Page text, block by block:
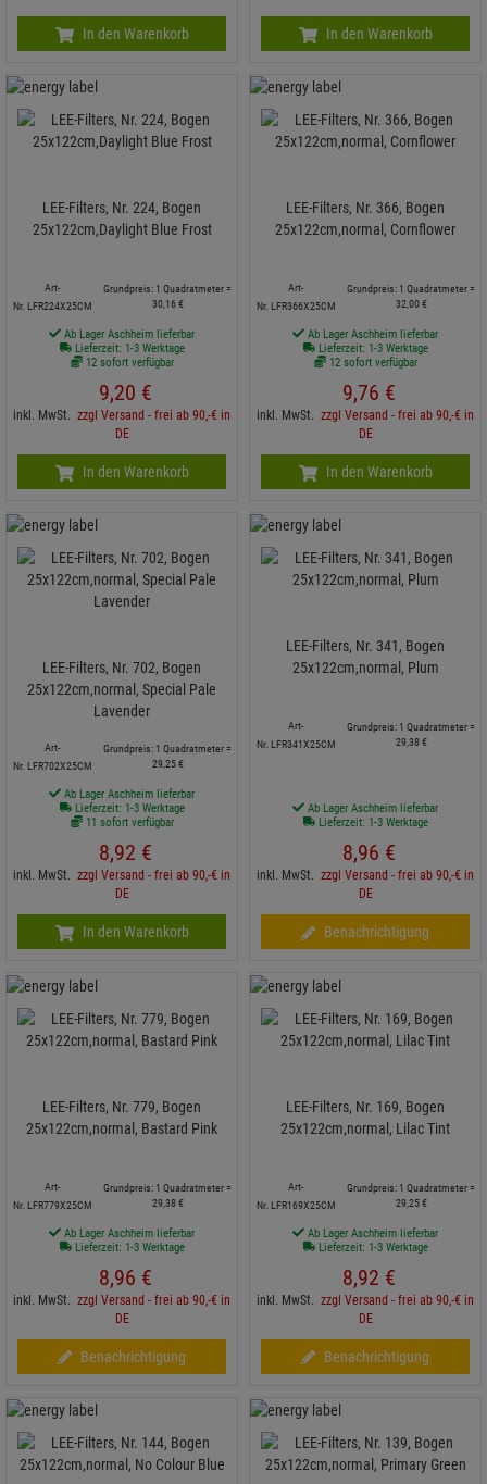
In den Warenkorb In den Warenkorb
LEE-Filters, Nr. 224, Bogen
25x122cm,Daylight Blue Frost
Art-
Nr. LFR224X25CM
Grundpreis: 1 Quadratmeter =
30, 16 €
Ab Lager Aschheim lieferbar
Lieferzeit: 1-3 Werktage
12 sofort verfügbar
9,20 €
inkl. MwSt. zzgl Versand - frei ab 90,-€ in
DE
In den Warenkorb
LEE-Filters, Nr. 366, Bogen
25x122cm,normal, Cornflower
Art-
Nr. LFR366X25CM
Grundpreis: 1 Quadratmeter =
32, 00 €
Ab Lager Aschheim lieferbar
Lieferzeit: 1-3 Werktage
12 sofort verfügbar
9,76 €
inkl. MwSt. zzgl Versand - frei ab 90,-€ in
DE
In den Warenkorb
LEE-Filters, Nr. 702, Bogen
25x122cm,normal, Special Pale
Lavender
Art-
Nr. LFR702X25CM
Grundpreis: 1 Quadratmeter =
29,25 €
Ab Lager Aschheim lieferbar
Lieferzeit: 1-3 Werktage
11 sofort verfügbar
8,92 €
inkl. MwSt. zzgl Versand - frei ab 90,-€ in
DE
In den Warenkorb
LEE-Filters, Nr. 341, Bogen
25x122cm,normal, Plum
Art-
Nr. LFR341X25CM
Grundpreis: 1 Quadratmeter =
29,38 €
Ab Lager Aschheim lieferbar
Lieferzeit: 1-3 Werktage
8,96 €
inkl. MwSt. zzgl Versand - frei ab 90,-€ in
DE
Benachrichtigung
LEE-Filters, Nr. 779, Bogen
25x122cm,normal, Bastard Pink
Art-
Nr. LFR779X25CM
Grundpreis: 1 Quadratmeter =
29,38 €
Ab Lager Aschheim lieferbar
Lieferzeit: 1-3 Werktage
8,96 €
inkl. MwSt. zzgl Versand - frei ab 90,-€ in
DE
Benachrichtigung
LEE-Filters, Nr. 169, Bogen
25x122cm,normal, Lilac Tint
Art-
Nr. LFR169X25CM
Grundpreis: 1 Quadratmeter =
29,25 €
Ab Lager Aschheim lieferbar
Lieferzeit: 1-3 Werktage
8,92 €
inkl. MwSt. zzgl Versand - frei ab 90,-€ in
DE
Benachrichtigung